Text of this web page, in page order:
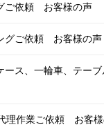
ご依頼 お客様の声
グご依頼 お客様の声
ース、一輪車、テー
理作業ご依頼 お客